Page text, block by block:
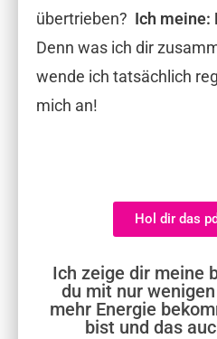
übertrieben? Ich meine:
Denn was ich dir
wende ich tatsächlich
mich an!
Hol dir das
Ich zeige dir meine
du mit nur
mehr Energie
bist und das